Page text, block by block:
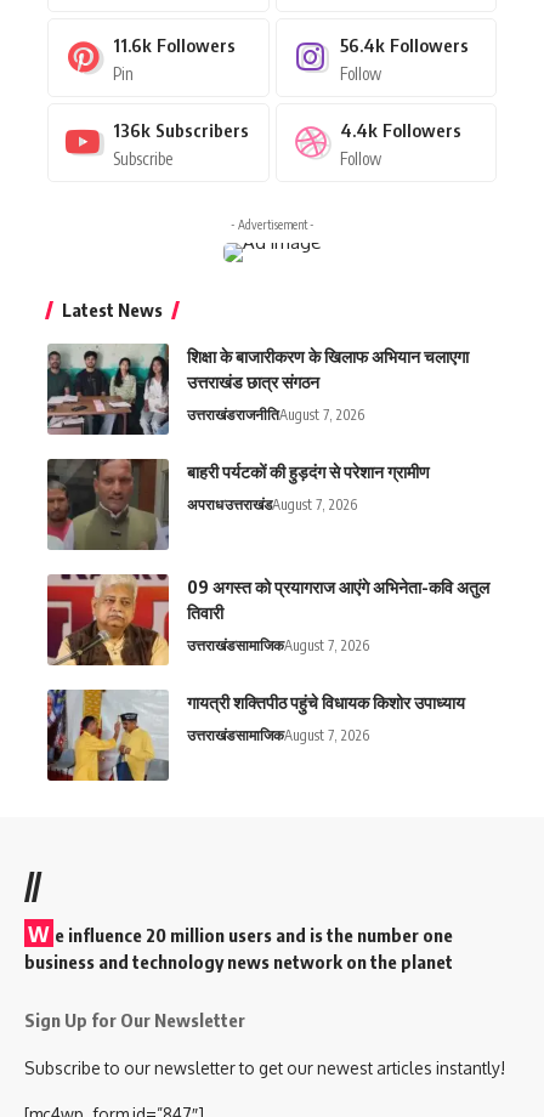
11.6k Followers
Pin
56.4k Followers
Follow
136k Subscribers
Subscribe
4.4k Followers
Follow
- Advertisement -
Latest News
शिक्षा के बाजारीकरण के खिलाफ अभियान चलाएगा
उत्तराखंड छात्र संगठन
उत्तराखंडराजनीतिAugust 7, 2026
बाहरी पर्यटकों की हुड़दंग से परेशान ग्रामीण
अपराधउत्तराखंडAugust 7, 2026
09 अगस्त को प्रयागराज आएंगे अभिनेता-कवि अतुल
तिवारी
उत्तराखंडसामाजिकAugust 7, 2026
गायत्री शक्तिपीठ पहुंचे विधायक किशोर उपाध्याय
उत्तराखंडसामाजिकAugust 7, 2026
//
W e influence 20 million users and is the number one
business and technology news network on the planet
Sign Up for Our Newsletter
Subscribe to our newsletter to get our newest articles instantly!